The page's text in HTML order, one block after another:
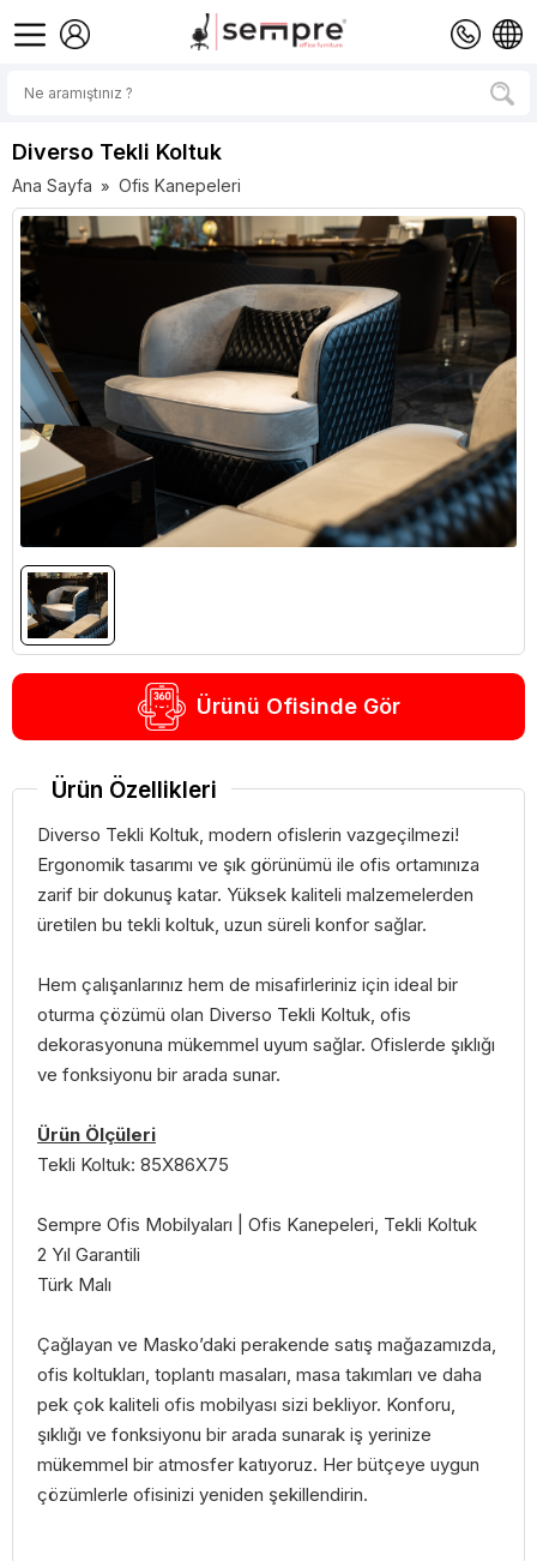
Diverso Tekli Koltuk
Ana Sayfa » Ofis Kanepeleri
Ürünü Ofisinde Gör
Ürün Özellikleri
Diverso Tekli Koltuk, modern ofislerin vazgeçilmezi!
Ergonomik tasarımı ve şık görünümü ile ofis ortamınıza
zarif bir dokunuş katar. Yüksek kaliteli malzemelerden
üretilen bu tekli koltuk, uzun süreli konfor sağlar.
Hem çalışanlarınız hem de misafirleriniz için ideal bir
oturma çözümü olan Diverso Tekli Koltuk, ofis
dekorasyonuna mükemmel uyum sağlar. Ofislerde şıklığı
ve fonksiyonu bir arada sunar.
Ürün Ölçüleri
Tekli Koltuk: 85X86X75
Sempre Ofis Mobilyaları | Ofis Kanepeleri, Tekli Koltuk
2 Yıl Garantili
Türk Malı
Çağlayan ve Masko’daki perakende satış mağazamızda,
ofis koltukları, toplantı masaları, masa takımları ve daha
pek çok kaliteli ofis mobilyası sizi bekliyor. Konforu,
şıklığı ve fonksiyonu bir arada sunarak iş yerinize
mükemmel bir atmosfer katıyoruz. Her bütçeye uygun
çözümlerle ofisinizi yeniden şekillendirin.